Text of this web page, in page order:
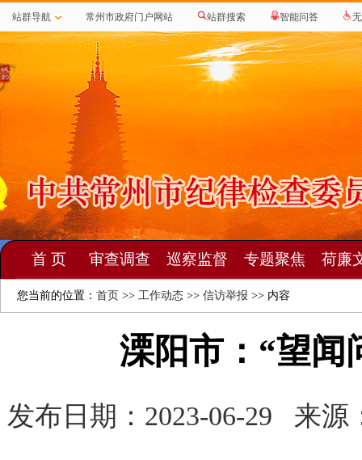
站群导航 常州市政府门户网站 站群搜索 智能问答
首 页 审查调查 巡察监督 专题聚焦 荷廉
您当前的位置： 首页 >> 工作动态 >> 信访举报 >> 内容
溧阳市：“望闻
发布日期：2023-06-29 来